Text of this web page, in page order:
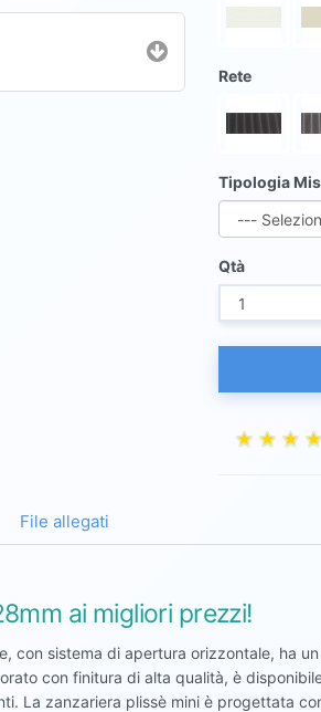
Rete
Tipologia
Qtà
File allegati
ai migliori prezzi!
con sistema di apertura orizzontale, ha
con finitura di alta qualità, è
La zanzariera plissè mini è progettata